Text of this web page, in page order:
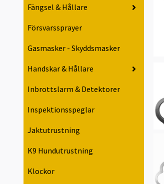
Fängsel & Hållare
Försvarssprayer
Gasmasker - Skyddsmasker
Handskar & Hållare
Inbrottslarm & Detektorer
Inspektionsspeglar
Jaktutrustning
K9 Hundutrustning
Klockor